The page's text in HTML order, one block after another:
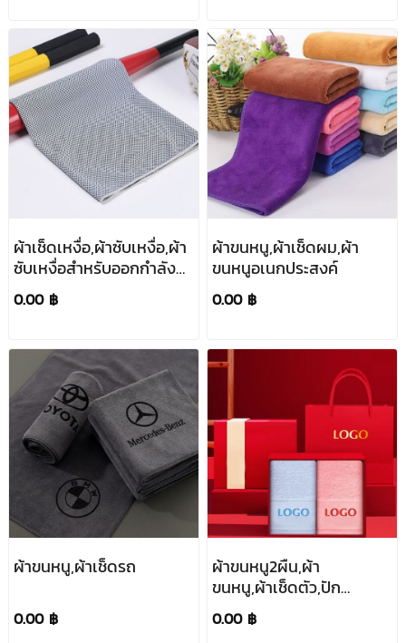
ผ้าเช็ดเหงื่อ,ผ้าซับเหงื่อ,ผ้า
ซับเหงื่อสำหรับออกกำลัง
กาย,ขนาด90*30cm
0.00 ฿
ผ้าขนหนู,ผ้าเช็ดผม,ผ้า
ขนหนูอเนกประสงค์
0.00 ฿
ผ้าขนหนู,ผ้าเช็ดรถ
0.00 ฿
ผ้าขนหนู2ผืน,ผ้า
ขนหนู,ผ้าเช็ดตัว,ปัก
โลโก้,สกรีนโลโก้,ชุดผ้าขน
หนูพรีเมี่ยม,ชุดของ
0.00 ฿